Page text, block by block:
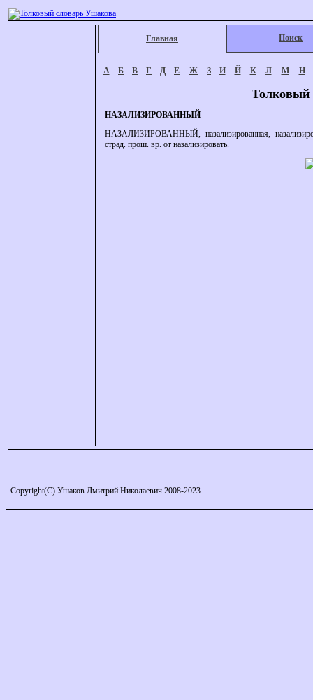
Главная Поиск
А Б В Г Д Е Ж З И Й К Л М Н
Толковый
НАЗАЛИЗИРОВАННЫЙ
НАЗАЛИЗИРОВАННЫЙ, назализированная,
страд. прош. вр. от назализировать.
Copyright(C) Ушаков Дмитрий Николаевич 2008-2023